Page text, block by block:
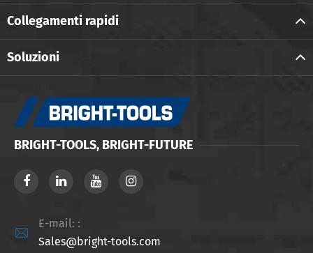
Collegamenti rapidi
Soluzioni
BRIGHT-TOOLS, BRIGHT-FUTURE

E-mail: :
Sales@bright-tools.com